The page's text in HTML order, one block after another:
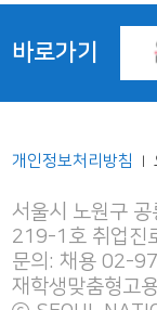
바로가기
개인정보처리방침 |
서울시 노원구
219-1호 취업진
문의: 채용 02-
재학생맞춤형고